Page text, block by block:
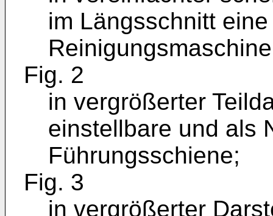
im Längsschnitt
Fig. 2
in vergrößerter
einstellbare und als
Führungsschiene;
Fig. 3
in vergrößerter